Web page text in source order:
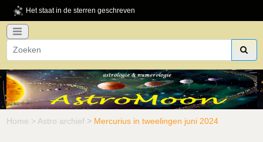
Het staat in de sterren geschreven
Home > Astro archief > Mercurius in tweelingen juni 2024